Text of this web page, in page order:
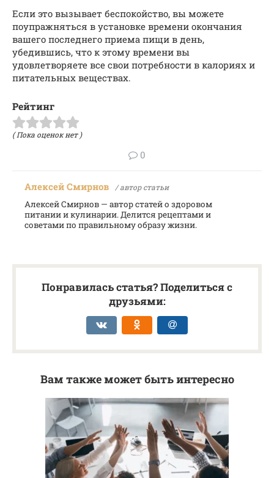
Если это вызывает беспокойство, вы можете
поупражняться в установке времени окончания
вашего последнего приема пищи в день,
убедившись, что к этому времени вы
удовлетворяете все свои потребности в калориях и
питательных веществах.
Рейтинг
( Пока оценок нет )
0
Алексей Смирнов / автор статьи
Алексей Смирнов — автор статей о здоровом
питании и кулинарии. Делится рецептами и
советами по правильному образу жизни.
Понравилась статья? Поделиться с
друзьями:
Вам также может быть интересно